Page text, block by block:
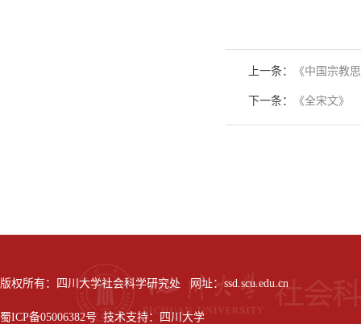
上一条： 《中国宗教
下一条： 《全宋文》
版权所有：四川大学社会科学研究处 网址：ssd.scu.edu.cn
蜀ICP备05006382号 技术支持：四川大学